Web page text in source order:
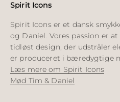
Spirit Icons
Spirit Icons er et dansk
og Daniel. Vores passion er
tidløst design, der udstråler
er produceret i bæredygtige
Læs mere om Spirit Icons
Mød Tim & Daniel